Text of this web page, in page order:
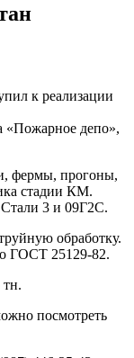
к реализации
«Пожарное депо»,
фермы, прогоны,
стадии КМ.
Стали 3 и 09Г2С.
обработку.
ГОСТ 25129-82.
посмотреть